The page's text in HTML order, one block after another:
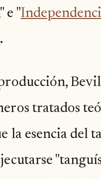
" e "
.
tratados
la esencia del